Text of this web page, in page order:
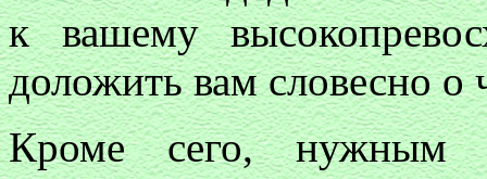
к вашему
доложить вам словесно о
Кроме сего, нужным